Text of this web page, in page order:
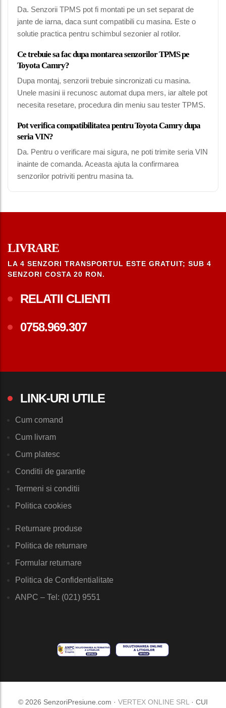
Da. Senzorii TPMS pot fi montati pe un set separat de
jante de iarna, daca sunt compatibili cu masina. Este o
solutie practica pentru schimbul sezonier al rotilor.
Ce trebuie sa fac dupa montarea senzorilor TPMS pe
Toyota Camry?
Dupa montaj, senzorii trebuie sincronizati cu masina.
Unele masini ii recunosc automat dupa mers, iar altele pot
necesita resetare, procedura din meniu sau tester TPMS.
Pot verifica compatibilitatea pentru Toyota Camry dupa
seria VIN?
Da. Pentru o verificare mai sigura, ne poti trimite seria VIN
inainte de comanda. Aceasta ajuta la confirmarea
senzorilor potriviti pentru masina ta.
LIVRARE
LA 4 SENZORI TRANSPORTUL ESTE GRATUIT; SUB 4
SENZORI COSTA 20 RON.
RELATII CLIENTI
0758.969.307
LINK-URI UTILE
Cum comand
Cum livram
Cum platesc
Conditii de garantie
Termeni si conditii
Politica cookies
Returnare produse
Politica de returnare
Formular returnare
Politica de Confidentialitate
ANPC – Tel: (021) 9551
© 2026 SenzoriPresiune.com · VERTEX ONLINE SRL· CUI